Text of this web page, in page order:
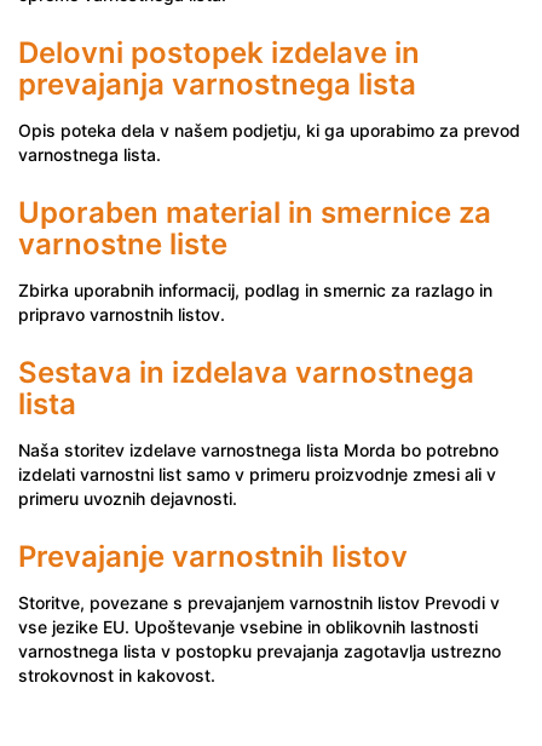
Delovni postopek izdelave in
prevajanja varnostnega lista
Opis poteka dela v našem podjetju, ki ga uporabimo za prevod
varnostnega lista.
Uporaben material in smernice za
varnostne liste
Zbirka uporabnih informacij, podlag in smernic za razlago in
pripravo varnostnih listov.
Sestava in izdelava varnostnega
lista
Naša storitev izdelave varnostnega lista Morda bo potrebno
izdelati varnostni list samo v primeru proizvodnje zmesi ali v
primeru uvoznih dejavnosti.
Prevajanje varnostnih listov
Storitve, povezane s prevajanjem varnostnih listov Prevodi v
vse jezike EU. Upoštevanje vsebine in oblikovnih lastnosti
varnostnega lista v postopku prevajanja zagotavlja ustrezno
strokovnost in kakovost.